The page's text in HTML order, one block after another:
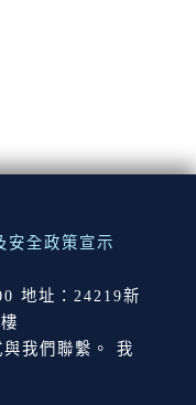
安全政策宣示
地址：24219新
我們聯繫。 我